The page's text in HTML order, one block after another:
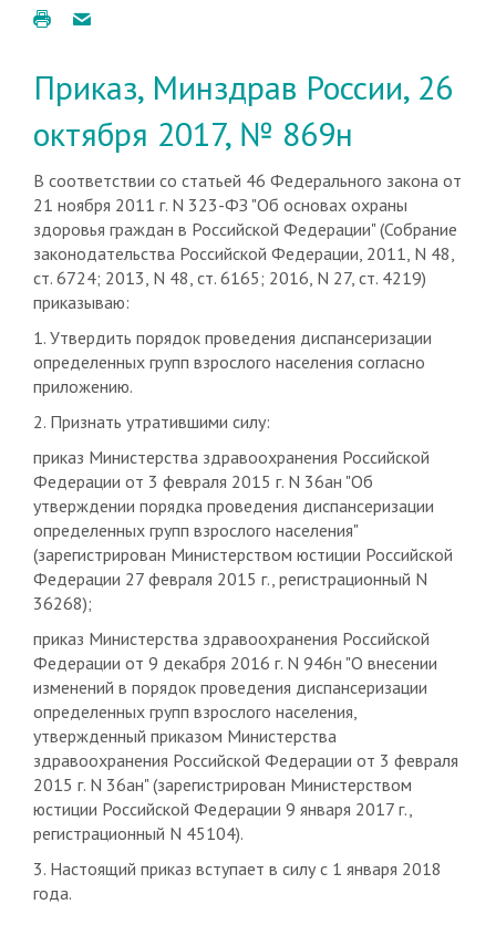
Приказ, Минздрав России, 26
октября 2017, № 869н
В соответствии со статьей 46 Федерального закона от
21 ноября 2011 г. N 323-ФЗ "Об основах охраны
здоровья граждан в Российской Федерации" (Собрание
законодательства Российской Федерации, 2011, N 48,
ст. 6724; 2013, N 48, ст. 6165; 2016, N 27, ст. 4219)
приказываю:
1. Утвердить порядок проведения диспансеризации
определенных групп взрослого населения согласно
приложению.
2. Признать утратившими силу:
приказ Министерства здравоохранения Российской
Федерации от 3 февраля 2015 г. N 36ан "Об
утверждении порядка проведения диспансеризации
определенных групп взрослого населения"
(зарегистрирован Министерством юстиции Российской
Федерации 27 февраля 2015 г., регистрационный N
36268);
приказ Министерства здравоохранения Российской
Федерации от 9 декабря 2016 г. N 946н "О внесении
изменений в порядок проведения диспансеризации
определенных групп взрослого населения,
утвержденный приказом Министерства
здравоохранения Российской Федерации от 3 февраля
2015 г. N 36ан" (зарегистрирован Министерством
юстиции Российской Федерации 9 января 2017 г.,
регистрационный N 45104).
3. Настоящий приказ вступает в силу с 1 января 2018
года.